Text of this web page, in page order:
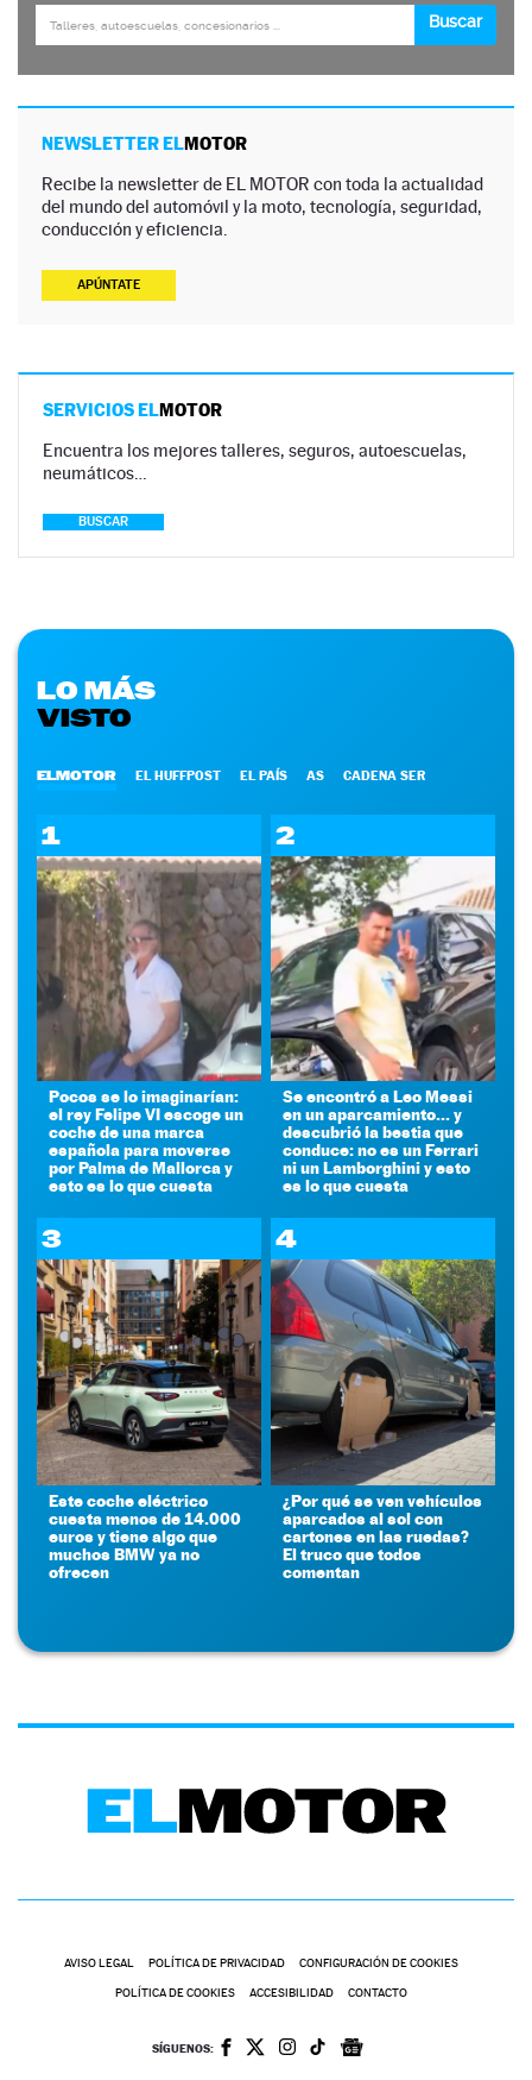
NEWSLETTER ELMOTOR
Recibe la newsletter de EL MOTOR con toda la actualidad
del mundo del automóvil y la moto, tecnología, seguridad,
conducción y eficiencia.
APÚNTATE
SERVICIOS ELMOTOR
Encuentra los mejores talleres, seguros, autoescuelas,
neumáticos…
BUSCAR
LO MÁS
VISTO
ELMOTOR EL HUFFPOST EL PAÍS AS CADENA SER
1
Pocos se lo imaginarían:
el rey Felipe VI escoge un
coche de una marca
española para moverse
por Palma de Mallorca y
esto es lo que cuesta
2
Se encontró a Leo Messi
en un aparcamiento... y
descubrió la bestia que
conduce: no es un Ferrari
ni un Lamborghini y esto
es lo que cuesta
3
Este coche eléctrico
cuesta menos de 14.000
euros y tiene algo que
muchos BMW ya no
ofrecen
4
¿Por qué se ven vehículos
aparcados al sol con
cartones en las ruedas?
El truco que todos
comentan
AVISO LEGAL POLÍTICA DE PRIVACIDAD CONFIGURACIÓN DE COOKIES
POLÍTICA DE COOKIES ACCESIBILIDAD CONTACTO
SÍGUENOS: